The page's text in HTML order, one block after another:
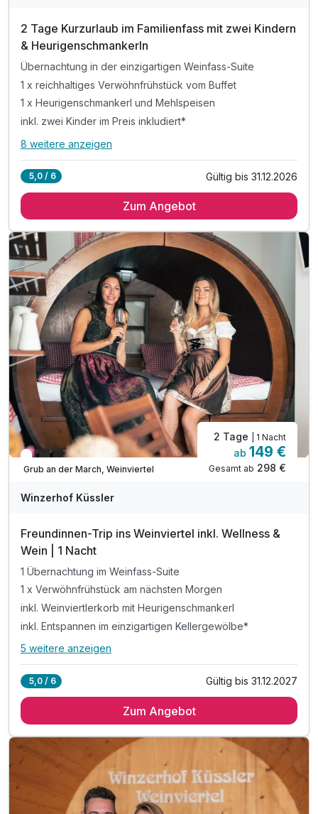
2 Tage Kurzurlaub im Familienfass mit zwei Kindern
& Heurigenschmankerln
Übernachtung in der einzigartigen Weinfass-Suite
1 x reichhaltiges Verwöhnfrühstück vom Buffet
1 x Heurigenschmankerl und Mehlspeisen
inkl. zwei Kinder im Preis inkludiert*
Alle Inklusivleistungen
1 x reichhaltiges Verwöhnfrühstück vom Buffet
inkl. zwei Kinder im Preis inkludiert*
inkl. 2x "Tomi" das Kuschelfass für die Kinder
inkl. Nutzung des Winzergartens
inkl. Nutzung von Weinviertler Stubn & Lounge
inkl. Parkplatz- und W-LAN Nutzung im Hotel
TIPP: Wandern, Radfahren, Schlösser besichtigen
TIPP: Kanufahren und Relaxen am Winzerhof
*Kinder müssen nicht extra dazugebucht werden
*sind im Preis enthalten
8 weitere anzeigen
5,0 / 6 Gültig bis 31.12.2026
Zum Angebot
In 3 Wochen wieder frei
Grub an der March, Weinviertel
2 Tage | 1 Nacht
ab 149 €
Gesamt ab 298 €
Winzerhof Küssler
Freundinnen-Trip ins Weinviertel inkl. Wellness &
Wein | 1 Nacht
1 Übernachtung im Weinfass-Suite
1 x Verwöhnfrühstück am nächsten Morgen
inkl. Weinviertlerkorb mit Heurigenschmankerl
inkl. Entspannen im einzigartigen Kellergewölbe*
Alle Inklusivleistungen
1 x Verwöhnfrühstück am nächsten Morgen
inkl. Entspannen im einzigartigen Kellergewölbe*
inkl. Rotweinkosmetik zum Selbsteincremen
inkl. Weinverkostung im 300jährigen Kellergewölbe
inkl. 1 Flasche Küssante (Frizzante)
5 weitere anzeigen
5,0 / 6 Gültig bis 31.12.2027
Zum Angebot